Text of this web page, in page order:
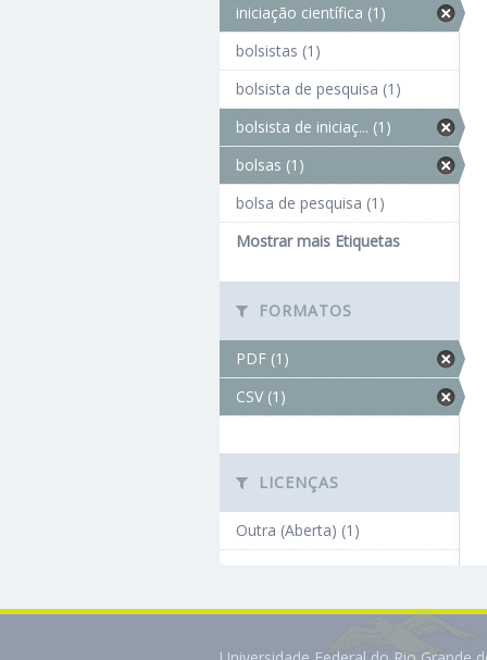
iniciação científica (1)
bolsistas (1)
bolsista de pesquisa (1)
bolsista de iniciaç... (1)
bolsas (1)
bolsa de pesquisa (1)
Mostrar mais Etiquetas
FORMATOS
PDF (1)
CSV (1)
LICENÇAS
Outra (Aberta) (1)